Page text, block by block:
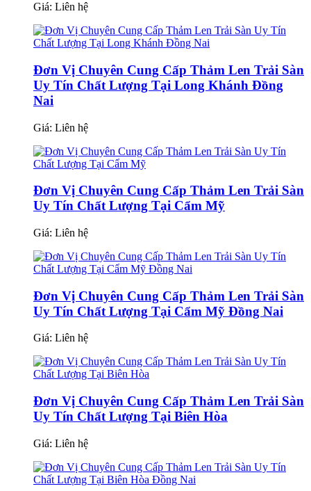
Giá: Liên hệ
Đơn Vị Chuyên Cung Cấp Thảm Len Trải Sàn
Uy Tín Chất Lượng Tại Long Khánh Đồng
Nai
Giá: Liên hệ
Đơn Vị Chuyên Cung Cấp Thảm Len Trải Sàn
Uy Tín Chất Lượng Tại Cẩm Mỹ
Giá: Liên hệ
Đơn Vị Chuyên Cung Cấp Thảm Len Trải Sàn
Uy Tín Chất Lượng Tại Cẩm Mỹ Đồng Nai
Giá: Liên hệ
Đơn Vị Chuyên Cung Cấp Thảm Len Trải Sàn
Uy Tín Chất Lượng Tại Biên Hòa
Giá: Liên hệ